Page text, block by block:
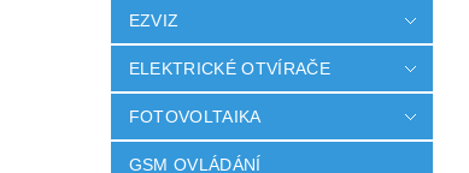
EZVIZ
ELEKTRICKÉ OTVÍRAČE
FOTOVOLTAIKA
GSM OVLÁDÁNÍ